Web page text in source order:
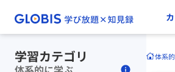
体系
学習カテゴリ